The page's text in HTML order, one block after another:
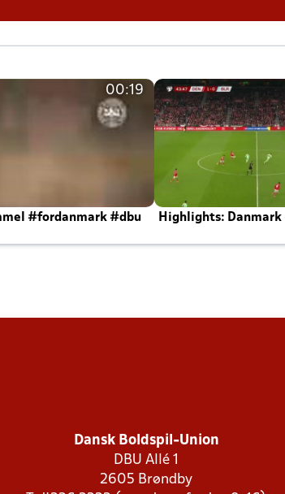
00:19
#fordanmark #dbu
Highlights: Danmark
Dansk Boldspil-Union
DBU Allé 1
2605 Brøndby